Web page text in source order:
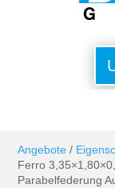
Angebote /
Ferro
Parabelfederung